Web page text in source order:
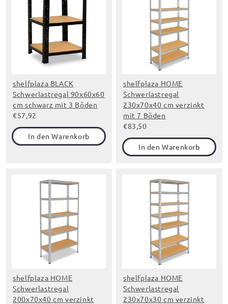
shelfplaza BLACK
Schwerlastregal 90x60x60
cm schwarz mit 3 Böden
€57,92
In den Warenkorb
shelfplaza HOME
Schwerlastregal
230x70x40 cm verzinkt
mit 7 Böden
€83,50
In den Warenkorb
shelfplaza HOME
Schwerlastregal
200x70x40 cm verzinkt
shelfplaza HOME
Schwerlastregal
230x70x30 cm verzinkt